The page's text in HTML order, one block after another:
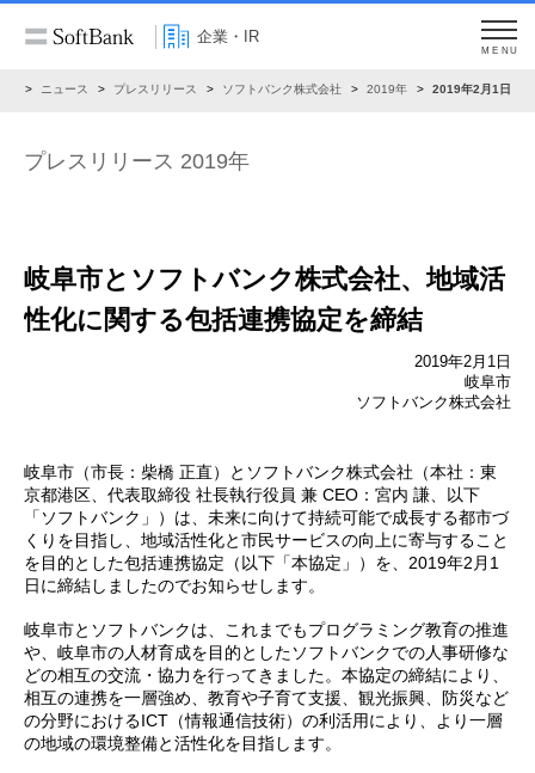
企業・IR
MENU
ニュース プレスリリース ソフトバンク株式会社 2019年 2019年2月1日
プレスリリース 2019年
岐阜市とソフトバンク株式会社、地域活
性化に関する包括連携協定を締結
2019年2月1日
岐阜市
ソフトバンク株式会社
岐阜市（市長：柴橋 正直）とソフトバンク株式会社（本社：東
京都港区、代表取締役 社長執行役員 兼 CEO：宮内 謙、以下
「ソフトバンク」）は、未来に向けて持続可能で成長する都市づ
くりを目指し、地域活性化と市民サービスの向上に寄与すること
を目的とした包括連携協定（以下「本協定」）を、2019年2月1
日に締結しましたのでお知らせします。
岐阜市とソフトバンクは、これまでもプログラミング教育の推進
や、岐阜市の人材育成を目的としたソフトバンクでの人事研修な
どの相互の交流・協力を行ってきました。本協定の締結により、
相互の連携を一層強め、教育や子育て支援、観光振興、防災など
の分野におけるICT（情報通信技術）の利活用により、より一層
の地域の環境整備と活性化を目指します。